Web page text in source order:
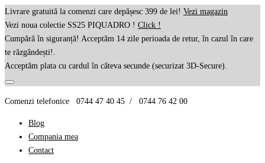
Livrare gratuită la comenzi care depășesc 399 de lei! Vezi magazin
Vezi noua colectie SS25 PIQUADRO ! Click !
Cumpără în siguranță! Acceptăm 14 zile perioada de retur, în cazul în care
te răzgândești!.
Acceptăm plata cu cardul în câteva secunde (securizat 3D-Secure).
Comenzi telefonice 0744 47 40 45 / 0744 76 42 00
Blog
Compania mea
Contact